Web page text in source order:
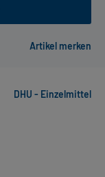
DHU - Einzelmittel